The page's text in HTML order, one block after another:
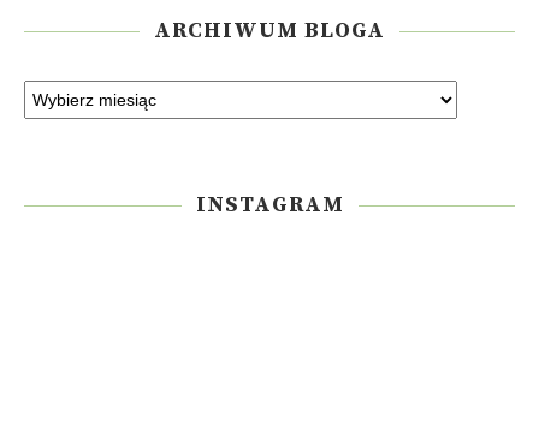
ARCHIWUM BLOGA
INSTAGRAM